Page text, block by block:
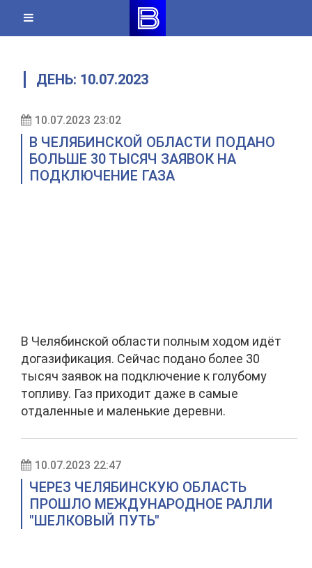
content
ДЕНЬ: 10.07.2023
10.07.2023 23:02
В ЧЕЛЯБИНСКОЙ ОБЛАСТИ ПОДАНО
БОЛЬШЕ 30 ТЫСЯЧ ЗАЯВОК НА
ПОДКЛЮЧЕНИЕ ГАЗА
В Челябинской области полным ходом идёт
догазификация. Сейчас подано более 30
тысяч заявок на подключение к голубому
топливу. Газ приходит даже в самые
отдаленные и маленькие деревни.
10.07.2023 22:47
ЧЕРЕЗ ЧЕЛЯБИНСКУЮ ОБЛАСТЬ
ПРОШЛО МЕЖДУНАРОДНОЕ РАЛЛИ
"ШЕЛКОВЫЙ ПУТЬ"